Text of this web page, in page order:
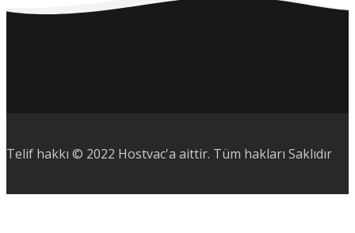
Telif hakkı © 2022 Hostvac'a aittir. Tüm hakları Saklıdır